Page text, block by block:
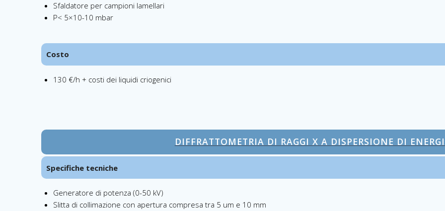
Sfaldatore per campioni lamellari
P< 5×10-10 mbar
Costo
130 €/h + costi dei liquidi criogenici
DIFFRATTOMETRIA DI RAGGI X A DISPERSIONE DI
Specifiche tecniche
Generatore di potenza (0-50 kV)
Slitta di collimazione con apertura compresa tra 5 um e 10 mm